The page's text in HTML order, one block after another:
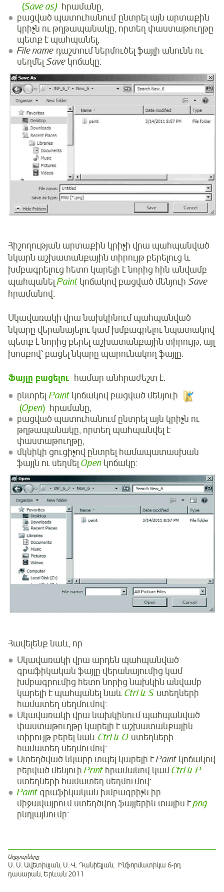
(Save as) հրամանը,
բացված պատուհանում ընտրել այն արտաքին
կրիչն ու թղթապանակը, որտեղ փաստաթուղթը
պետք է պահպանել,
File name դաշտում ներմուծել ֆայլի անունն ու
սեղմելSave կոճակը։
Հիշողության արտաքին կրիչի վրա պահպանված
նկարն աշխատանքային տիրույթ բերելուց և
խմբագրելուց հետո կարելի է նորից հին անվամբ
պահպանելPaint կոճակով բացված մենյուիSave
հրամանով։
Սկավառակի վրա նախկինում պահպանված
նկարը վերանայելու կամ խմբագրելու նպատակով
պետք է նորից բերել աշխատանքային տիրույթ, այլ
խոսքով՝ բացել նկարը պարունակող ֆայլը։
Ֆայլը բացելու համար անհրաժեշտ է.
ընտրելPaint կոճակով բացված մենյուի
(Open) հրամանը,
բացված պատուհանում ընտրել այն կրիչն ու
թղթապանակը, որտեղ պահպանվել է
փաստաթուղթը,
մկնիկի ցուցիչով ընտրել համապատասխան
ֆայլն ու սեղմել Open կոճակը։
Հավելենք նաև, որ
Սկավառակի վրա արդեն պահպանված
գրաֆիկական ֆայլը վերանայումից կամ
խմբագրումից հետո նորից նախկին անվամբ
կարելի է պահպանել նաևCtrl և S ստեղների
համատեղ սեղմումով։
Սկավառակի վրա նախկինում պահպանված
փաստաթուղթը կարելի է աշխատանքային
տիրույթ բերել նաևCtrl և O ստեղների
համատեղ սեղմումով։
Ստեղծված նկարը տպել կարելի էPaint կոճակով
բերված մենյուիPrint հրամանով կամCtrl և P
ստեղների համատեղ սեղմումով:
Paintգրաֆիկական խմբագրիչն իր
միջավայրում ստեղծվող ֆայլերին տալիս էpng
ընդլայնումը։
Աղբյուրները
Ս. Ս. Ավետիսյան, Ս. Վ. Դանիելյան, Ինֆորմատիկա 6-րդ
դասարան, Երևան 2011